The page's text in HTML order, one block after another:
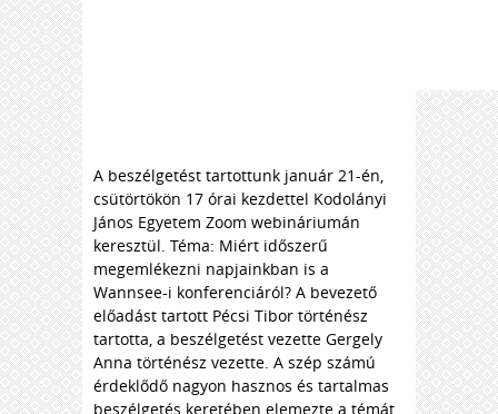
A beszélgetést tartottunk január 21-én,
csütörtökön 17 órai kezdettel Kodolányi
János Egyetem Zoom webináriumán
keresztül. Téma: Miért időszerű
megemlékezni napjainkban is a
Wannsee-i konferenciáról? A bevezető
előadást tartott Pécsi Tibor történész
tartotta, a beszélgetést vezette Gergely
Anna történész vezette. A szép számú
érdeklődő nagyon hasznos és tartalmas
beszélgetés keretében elemezte a témát.